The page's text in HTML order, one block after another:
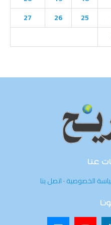
H
25
26
27
عنا
الخصوصية·اتصل بنا